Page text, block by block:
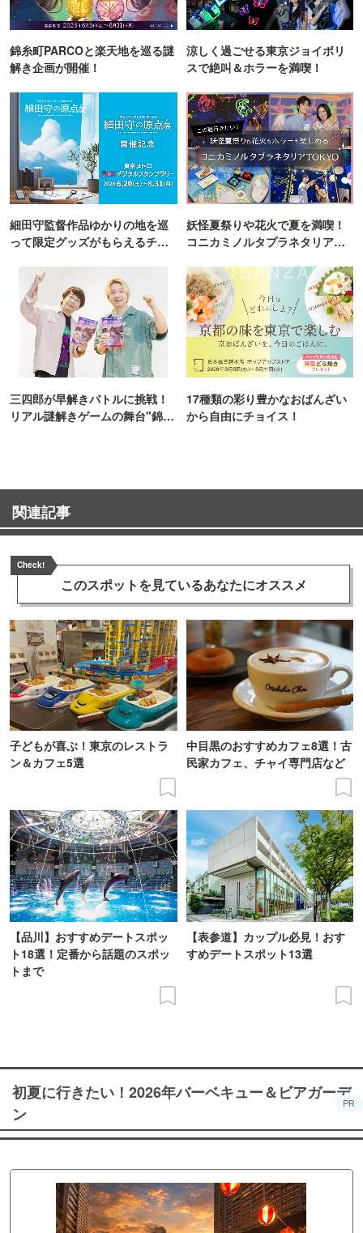
錦糸町PARCOと楽天地を巡る謎
解き企画が開催！
涼しく過ごせる東京ジョイポリ
スで絶叫＆ホラーを満喫！
細田守監督作品ゆかりの地を巡
って限定グッズがもらえるチャ
妖怪夏祭りや花火で夏を満喫！
コニカミノルタプラネタリア
三四郎が早解きバトルに挑戦！
リアル謎解きゲームの舞台"錦糸
17種類の彩り豊かなおばんざい
から自由にチョイス！
関連記事
Check!
このスポットを見ているあなたにオススメ
子どもが喜ぶ！東京のレストラ
ン＆カフェ5選
中目黒のおすすめカフェ8選！古
民家カフェ、チャイ専門店など
【品川】おすすめデートスポッ
ト18選！定番から話題のスポッ
トまで
【表参道】カップル必見！おす
すめデートスポット13選
初夏に行きたい！2026年バーベキュー＆ビアガーデ
ン
PR